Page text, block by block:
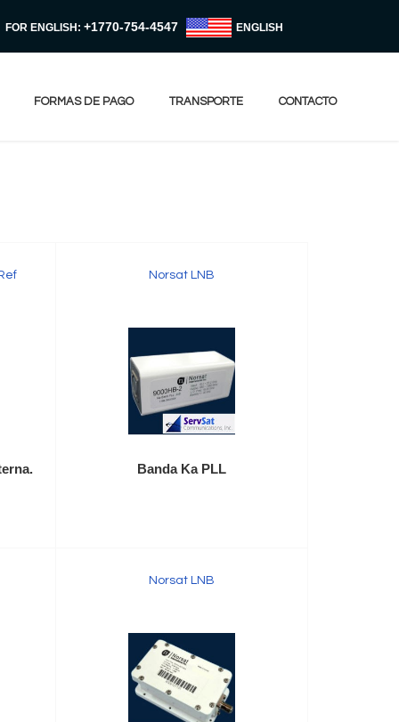
FOR ENGLISH: +1770-754-4547 ENGLISH
FORMAS DE PAGO TRANSPORTE CONTACTO
Norsat LNB
Banda Ka PLL
Norsat LNB